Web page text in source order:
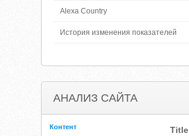
Alexa Country
История изменения показателей
АНАЛИЗ САЙТА
Контент Title